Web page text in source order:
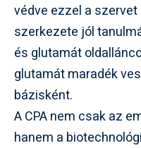
védve ezzel a
szerkezete jól
és glutamát
glutamát maradék
bázisként.
A CPA nem csak az
hanem a